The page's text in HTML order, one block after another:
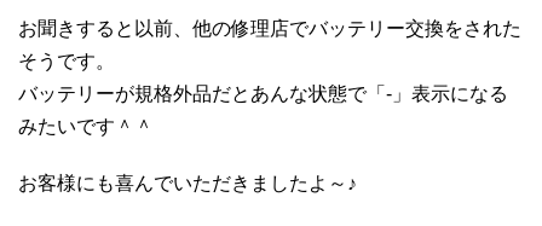
お聞きすると以前、他の修理店でバッテリー交換をされた
そうです。
バッテリーが規格外品だとあんな状態で「-」表示になる
みたいです＾＾
お客様にも喜んでいただきましたよ～♪